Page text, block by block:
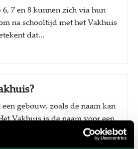
7 en 8 kunnen zich via hun
na schooltijd met het Vakhuis
dat...
gebouw, zoals de naam kan
Vakhuis is de naam voor een
praktijklessen krijgen